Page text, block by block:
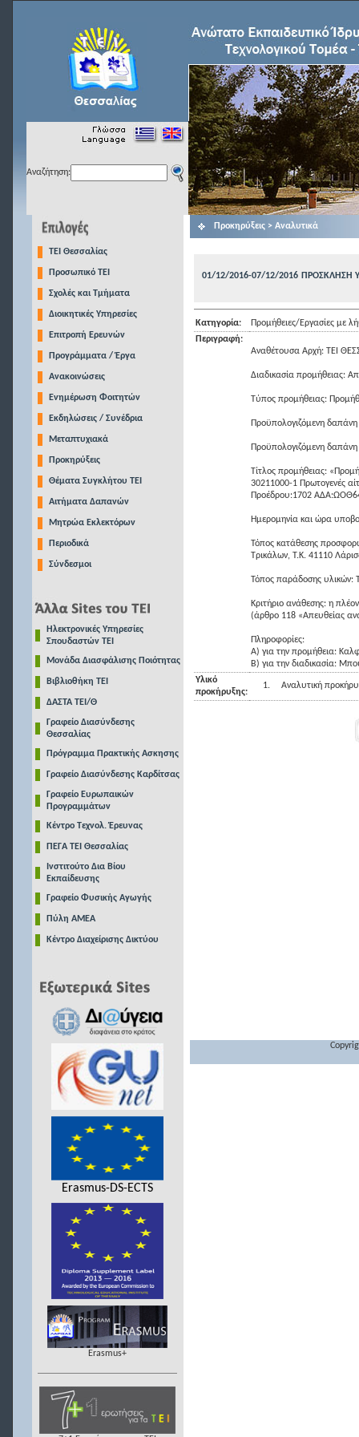
Αναζήτηση:
TEI Θεσσαλίας
Προσωπικό ΤΕΙ
Σχολές και Τμήματα
Διοικητικές Υπηρεσίες
Επιτροπή Ερευνών
Προγράμματα / Έργα
Ανακοινώσεις
Ενημέρωση Φοιτητών
Εκδηλώσεις / Συνέδρια
Μεταπτυχιακά
Προκηρύξεις
Θέματα Συγκλήτου ΤΕΙ
Αιτήματα Δαπανών
Μητρώα Εκλεκτόρων
Περιοδικά
Σύνδεσμοι
Ηλεκτρονικές Υπηρεσίες
Σπουδαστών ΤΕΙ
Μονάδα Διασφάλισης Ποιότητας
Βιβλιοθήκη ΤΕΙ
ΔΑΣΤΑ ΤΕΙ/Θ
Γραφείο Διασύνδεσης
Θεσσαλίας
Πρόγραμμα Πρακτικής Ασκησης
Γραφείο Διασύνδεσης Καρδίτσας
Γραφείο Ευρωπαικών
Προγραμμάτων
Κέντρο Τεχνολ. Έρευνας
ΠΕΓΑ ΤΕΙ Θεσσαλίας
Ινστιτούτο Δια Βίου
Εκπαίδευσης
Γραφείο Φυσικής Αγωγής
Πύλη ΑΜΕΑ
Κέντρο Διαχείρισης Δικτύου
Erasmus-DS-ECTS
Erasmus+
Προκηρύξεις > Αναλυτικά
01/12/2016-07/12/2016 ΠΡΟΣΚΛΗΣΗ
Κατηγορία:
Προμήθειες/Εργασίες με
Περιγραφή:
Αναθέτουσα Αρχή: ΤΕΙ
Διαδικασία προμήθειας:
Τύπος προμήθειας:
Προϋπολογιζόμενη
Προϋπολογιζόμενη
Τίτλος προμήθειας:
30211000-1 Πρωτογενές
Προέδρου:1702
Ημερομηνία και ώρα
Τόπος κατάθεσης
Τρικάλων, Τ.Κ. 41110
Τόπος παράδοσης υλικών:
Κριτήριο ανάθεσης: η
(άρθρο 118 «Απευθείας
Πληροφορίες:
Α) για την προμήθεια:
Β) για την διαδικασία:
Υλικό
προκήρυξης:
1. Αναλυτική